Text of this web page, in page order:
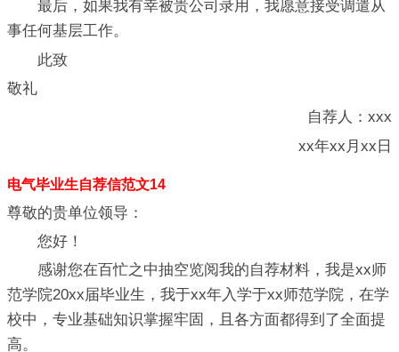
最后，如果我有幸被贵公司录用，我愿意接受调遣从
事任何基层工作。
此致
敬礼
自荐人：xxx
xx年xx月xx日
电气毕业生自荐信范文14
尊敬的贵单位领导：
您好！
感谢您在百忙之中抽空览阅我的自荐材料，我是xx师
范学院20xx届毕业生，我于xx年入学于xx师范学院，在学
校中，专业基础知识掌握牢固，且各方面都得到了全面提
高。